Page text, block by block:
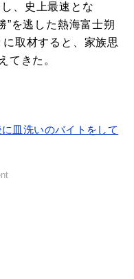
、史上最速とな
”を逃した熱海富士朔
取材すると、家族思
てきた。
皿洗いのバイトをして